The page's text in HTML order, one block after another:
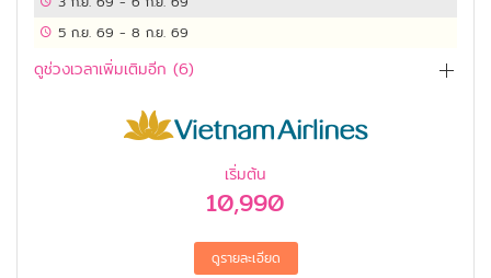
5 ก.ย. 69 - 8 ก.ย. 69
ดูช่วงเวลาเพิ่มเติมอีก (6)
เริ่มต้น
10,990